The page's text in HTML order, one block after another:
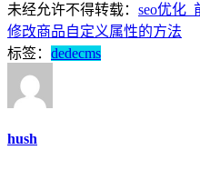
未经允许不得转载： seo优化
修改商品自定义属性的方法
标签： dedecms
hush